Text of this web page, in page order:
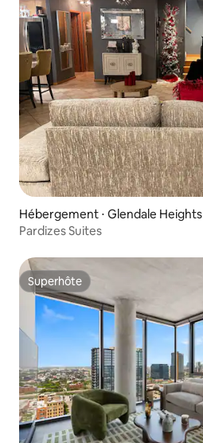
Hébergement ⋅ Glendale Heights
Pardizes Suites
Superhôte
Superhôte